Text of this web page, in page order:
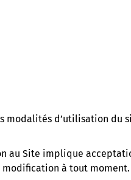
modalités d’utilisation du
au Site implique
à tout